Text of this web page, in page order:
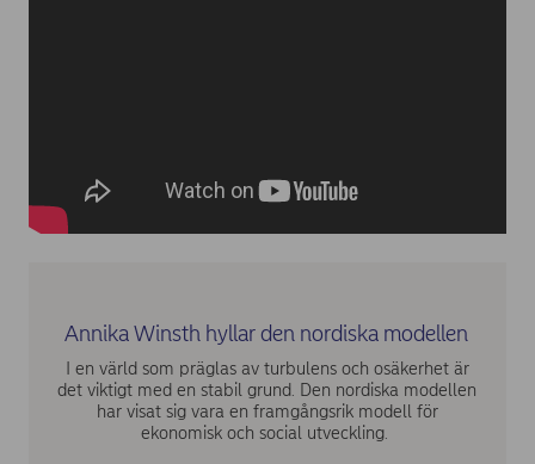
Annika Winsth hyllar den nordiska modellen
I en värld som präglas av turbulens och osäkerhet är
det viktigt med en stabil grund. Den nordiska modellen
har visat sig vara en framgångsrik modell för
ekonomisk och social utveckling.